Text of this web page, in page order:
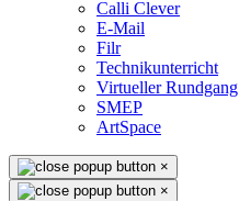
Calli Clever
E-Mail
Filr
Technikunterricht
Virtueller Rundgang
SMEP
ArtSpace
×
×